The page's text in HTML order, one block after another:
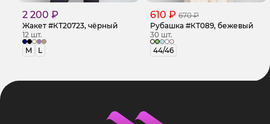
2 200 ₽
Жакет #КТ20723, чёрный
12 шт.
M
L
610 ₽ 670 ₽
Рубашка #КТ089, бежевый
30 шт.
44/46